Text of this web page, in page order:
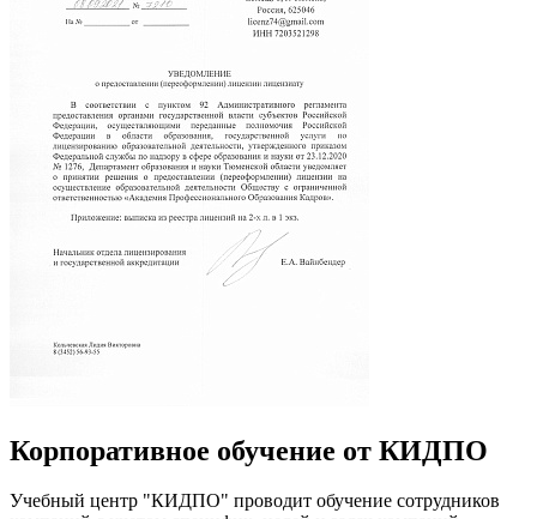
Корпоративное обучение от КИДПО
Учебный центр "КИДПО" проводит обучение сотрудников